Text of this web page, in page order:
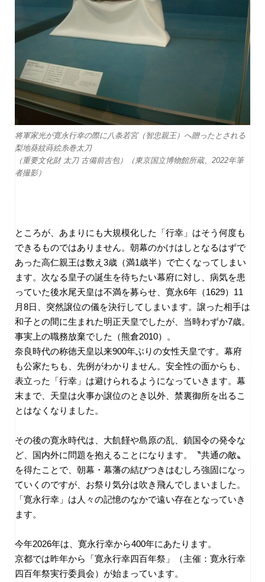
将軍家光が寛永行幸の際に八条若宮（智忠親王）へ贈ったとされる
梨地葵紋蒔絵糸巻太刀
（重要文化財 太刀 古備前吉包）（東京国立博物館所蔵、2022年筆
者撮影）
ところが、あまりにも大規模化した「行幸」はそう何度も
できるものではありません。朝幕のかけはしとなるはずで
あった高仁親王は数え 3歳（満1歳半）で亡くなってしまい
ます。次なる皇子の誕生を待ちたい幕府に対し、病気を患
っていた後水尾天皇は不満を募らせ、寛永6年（1629） 11
月8日、突然譲位の儀を決行してしまいます。譲った相手は
和子との間に生まれた明正天皇でしたが、当時わずか7歳。
事実上の職務放棄でした（熊倉2010）。
奈良時代の称徳天皇以来900年ぶりの女性天皇です。幕府
も公家たちも、先例がわかりません。安全性の面からも、
表立った「行幸」は避けられるようになっていきます。幕
末まで、天皇は火事か譲位のとき以外、禁裏御所を出るこ
とはなくなりました。
その後の寛永時代は、大飢饉や島原の乱、鎖国令の発令な
ど、国内外に問題を抱えることになります。〝共通の敵〟
を得たことで、朝幕・幕藩の結びつきはむしろ強固になっ
ていくのですが、お祭り気分は吹き飛んでしまいました。
「寛永行幸」は人々の記憶のなかで遠い存在となっていき
ます。
今年2026年は、寛永行幸から400年にあたります。
京都では昨年から「寛永行幸四百年祭」（主催：寛永行幸
四百年祭実行委員会）が始まっています。